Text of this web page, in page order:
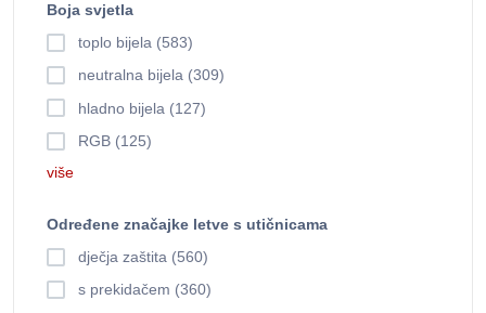
Boja svjetla
toplo bijela (583)
neutralna bijela (309)
hladno bijela (127)
RGB (125)
više
Određene značajke letve s utičnicama
dječja zaštita (560)
s prekidačem (360)